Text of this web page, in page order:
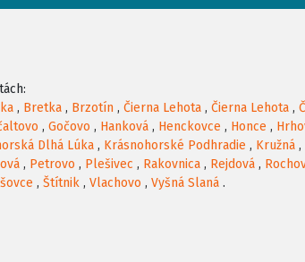
, Bretka , Brzotín , Čierna Lehota , Čierna Lehota ,
, Gočovo , Hanková , Henckovce , Honce ,
Dlhá Lúka , Krásnohorské Podhradie , Kružná ,
, Petrovo , Plešivec , Rakovnica , Rejdová ,
, Štítnik , Vlachovo , Vyšná Slaná .